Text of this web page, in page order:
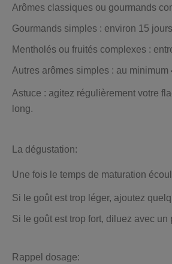
Arômes classiques ou gourmands
Gourmands simples : environ 15 jours
Mentholés ou fruités complexes :
Autres arômes simples : au minimum
Astuce : agitez régulièrement votre
long.
La dégustation:
Une fois le temps de maturation
Si le goût est trop léger, ajoutez
Si le goût est trop fort, diluez avec un
Rappel dosage: